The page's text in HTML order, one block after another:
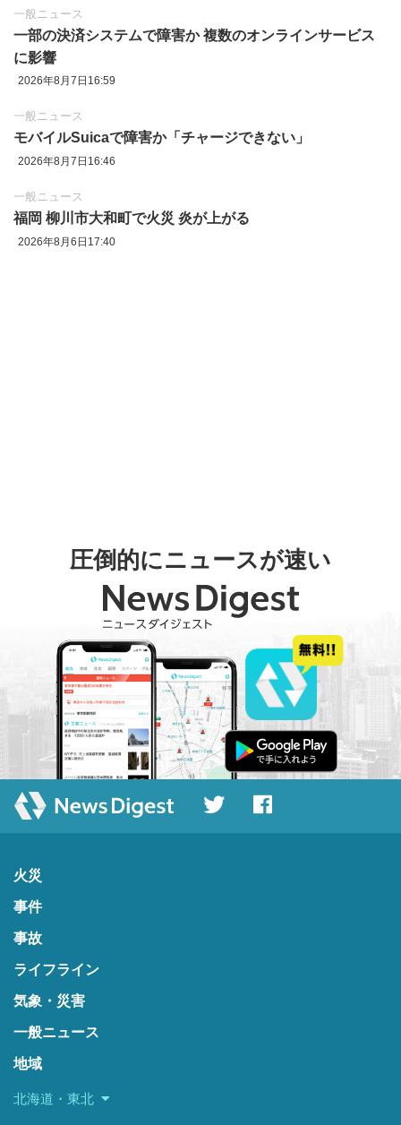
一般ニュース
一部の決済システムで障害か 複数のオンラインサービス
に影響
2026年8月7日16:59
一般ニュース
モバイルSuicaで障害か「チャージできない」
2026年8月7日16:46
一般ニュース
福岡 柳川市大和町で火災 炎が上がる
2026年8月6日17:40
圧倒的にニュースが速い
火災
事件
事故
ライフライン
気象・災害
一般ニュース
地域
北海道・東北